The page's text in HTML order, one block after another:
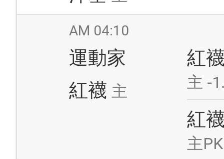
AM 04:10
運動家
紅襪 主
紅
主 -
紅
主PK